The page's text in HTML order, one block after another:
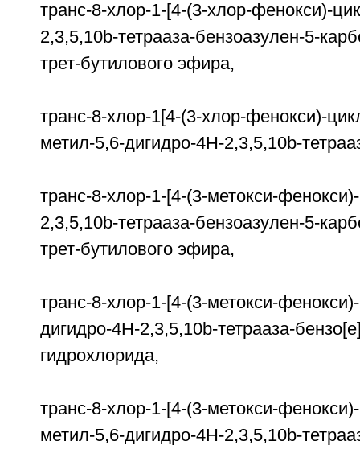
транс-8-хлор-1-[4-(3-хлор-фенокси)-
2,3,5,10b-тетрааза-бензоазулен-5-
трет-бутилового эфира,
транс-8-хлор-1[4-(3-хлор-фенокси)-
метил-5,6-дигидро-4H-2,3,5,10b-
транс-8-хлор-1-[4-(3-метокси-
2,3,5,10b-тетрааза-бензоазулен-5-
трет-бутилового эфира,
транс-8-хлор-1-[4-(3-метокси-
дигидро-4Н-2,3,5,10b-тетрааза-
гидрохлорида,
транс-8-хлор-1-[4-(3-метокси-
метил-5,6-дигидро-4H-2,3,5,10b-